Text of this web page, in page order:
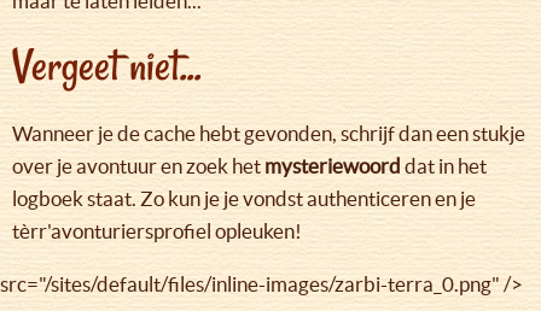
Vergeet niet...
Wanneer je de cache hebt gevonden, schrijf dan een stukje
over je avontuur en zoek het mysteriewoord dat in het
logboek staat. Zo kun je je vondst authenticeren en je
tèrr'avonturiersprofiel opleuken!
src="/sites/default/files/inline-images/zarbi-terra_0.png" />